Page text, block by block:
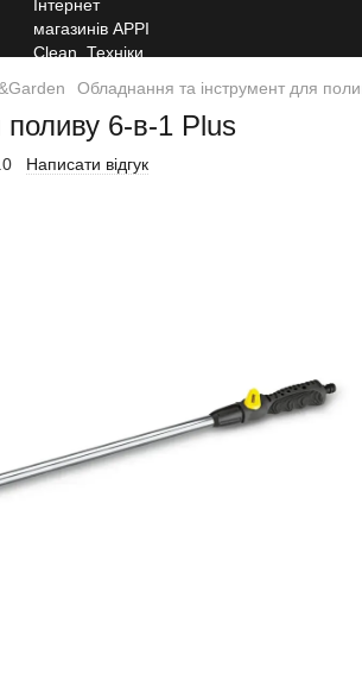
Обладнання та інструмент для
6-в-1 Plus
Написати відгук